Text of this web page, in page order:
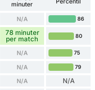
minuter
N/A 86
78 minuter
per match
80
N/A 75
N/A 79
N/A N/A